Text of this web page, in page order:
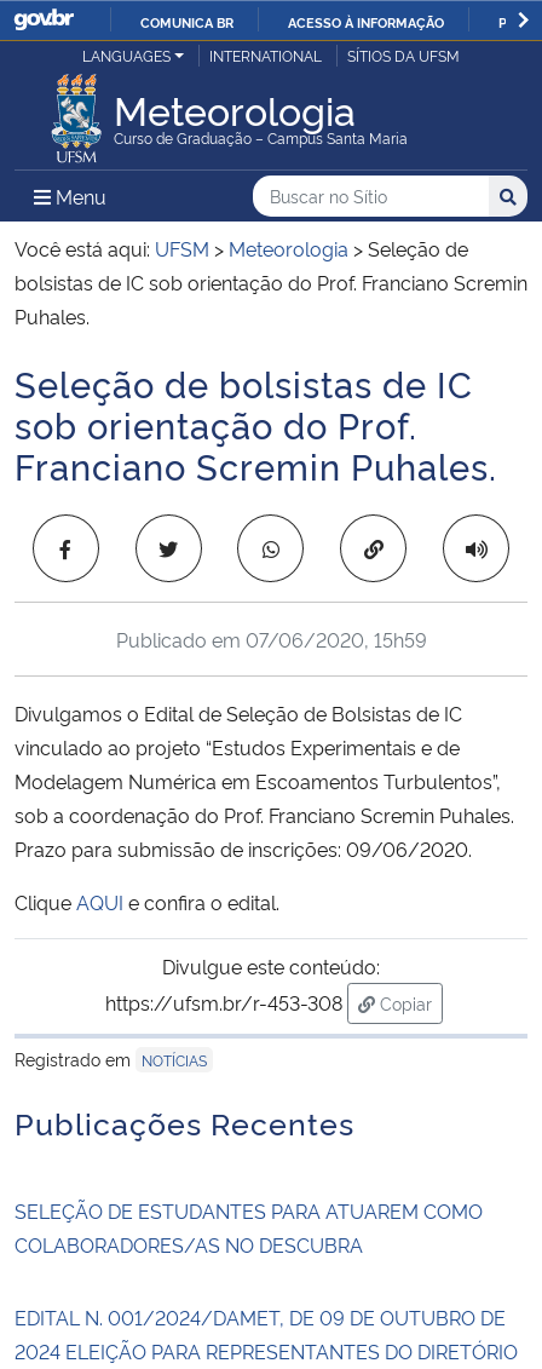
IR
O
COMUNICA BR ACESSO À INFORMAÇÃO
Ministério da Justiça e Segurança Pública
Ministério da Defesa
Ministério das Relações Exteriores
Ministério da Economia
Ministério da Infraestrutura
Ministério da Agricultura, Pecuária e Abastecimento
Ministério da Cidadania
Ministério da Ciência, Tecnologia, Inovações e Comunicações
Ministério do Meio Ambiente
Controladoria-Geral da União
Ministério da Mulher, da Família e dos Direitos Humanos
Secretaria-Geral
Secretaria de Governo
Advocacia-Geral da União
LANGUAGES INTERNATIONAL SÍTIOS DA UFSM
Meteorologia
Curso de Graduação – Campus Santa Maria
Menu Menu Principal do Sítio
Busca
Buscar no no Sítio
Busca:
Você está aqui: UFSM > Meteorologia >Seleção de
bolsistas de IC sob orientação do Prof. Franciano Scremin
Puhales.
Início do conteúdo
Seleção de bolsistas de IC
sob orientação do Prof.
Franciano Scremin Puhales.
Copiar para área
Publicado em 07/06/2020, 15h59
Divulgamos o Edital de Seleção de Bolsistas de IC
vinculado ao projeto “Estudos Experimentais e de
Modelagem Numérica em Escoamentos Turbulentos”,
sob a coordenação do Prof. Franciano Scremin Puhales.
Prazo para submissão de inscrições: 09/06/2020.
CliqueAQUI e confira o edital.
Divulgue este conteúdo:
https://ufsm.br/r-453-308
Copiar
para área de
Registrado em
NOTÍCIAS
Publicações Recentes
SELEÇÃO DE ESTUDANTES PARA ATUAREM COMO
COLABORADORES/AS NO DESCUBRA
EDITAL N. 001/2024/DAMET, DE 09 DE OUTUBRO DE
2024 ELEIÇÃO PARA REPRESENTANTES DO DIRETÓRIO